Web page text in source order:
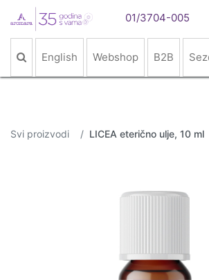
01/3704-005
English Webshop B2B
Svi proizvodi LICEA eterično ulje, 10 ml